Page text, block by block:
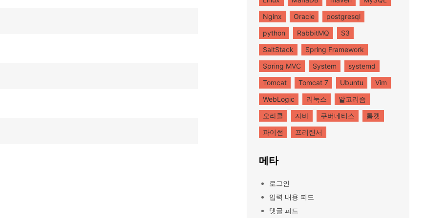
Nginx
Oracle
postgresql
python
RabbitMQ
S3
SaltStack
Spring Framework
Spring MVC
System
systemd
Tomcat
Tomcat 7 Ubuntu
Vim
WebLogic
리눅스
알고리즘
오라클
자바 쿠버네티스
톰캣
파이썬
프리랜서
메타
로그인
입력 내용 피드
댓글 피드